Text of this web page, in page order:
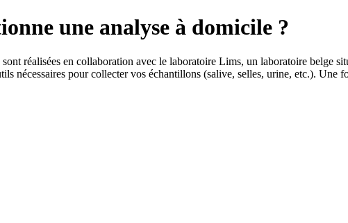
une analyse à domicile ?
sont réalisées en collaboration avec le laboratoire Lims, un laboratoire
nécessaires pour collecter vos échantillons (salive, selles, urine, etc.).